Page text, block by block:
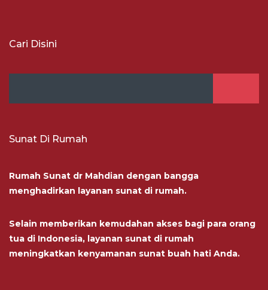
Cari Disini
Sunat Di Rumah
Rumah Sunat dr Mahdian dengan bangga
menghadirkan layanan sunat di rumah.
Selain memberikan kemudahan akses bagi para orang
tua di Indonesia, layanan sunat di rumah
meningkatkan kenyamanan sunat buah hati Anda.